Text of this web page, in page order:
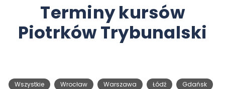
Terminy kursów
Piotrków Trybunalski
Wszystkie Wrocław Warszawa Łódź
Gdańsk